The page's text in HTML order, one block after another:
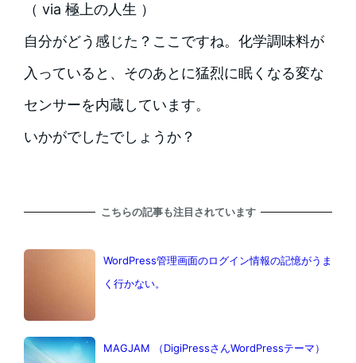
（ via 極上の人生 ）
自分がどう感じた？ここですね。化学調味料が
入っていると、そのあとに猛烈に眠くなる変な
センサーを内蔵しています。
いかがでしたでしょうか？
こちらの記事も注目されています
WordPress管理画面のログイン情報の記憶がうま
く行かない。
MAGJAM （DigiPressさんWordPressテーマ）